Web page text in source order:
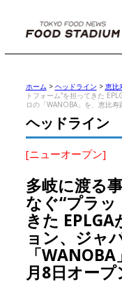
ホーム > ヘッドライン > 恵比
トフォーム”を担ってきた
ロの「WANOBA」を、恵比
ヘッドライン
[ニューオープン]
多岐に渡る
なぐ“プラ
きた
ョン、ジャ
「
月8日オープ